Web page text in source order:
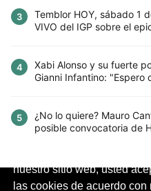
Este sitio utiliza cookies
nuestro sitio web, usted
las cookies de acuerdo
3
Temblor HOY, sábado 1
VIVO del IGP sobre el
4
Xabi Alonso y su fuerte
Gianni Infantino: "Espero
5
¿No lo quiere? Mauro
posible convocatoria de